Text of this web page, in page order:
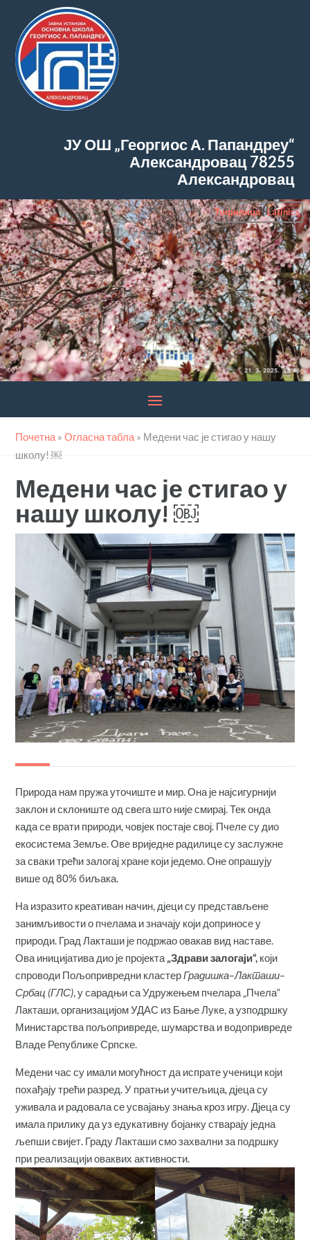
ЈУ ОШ „Георгиос А. Папандреу“
Александровац78255
Александровац
Ћирилица|Latinica
Почетна »Огласна табла » Медени час је стигао у нашу
школу! ￼
Медени час је стигао у
нашу школу! ￼
Природа нам пружа уточиште и мир. Она је најсигурнији
заклон и склониште од свега што није смирај. Тек онда
када се врати природи, човјек постаје свој. Пчеле су дио
екосистема Земље. Ове вриједне радилице су заслужне
за сваки трећи залогај хране који једемо. Оне опрашују
више од 80% биљака.
На изразито креативан начин, дјеци су представљене
занимљивости о пчелама и значају који доприносе у
природи. Град Лакташи је подржао овакав вид наставе.
Ова иницијатива дио је пројекта „Здрави залогаји“, који
спроводи Пољопривредни кластерГрадишка–Лакташи–
Србац (ГЛС), у сарадњи са Удружењем пчелара „Пчела“
Лакташи, организацијом УДАС из Бање Луке, а узподршку
Министарства пољопривреде, шумарства и водопривреде
Владе Републике Српске.
Медени час су имали могућност да испрате ученици који
похађају трећи разред. У пратњи учитељица, дјеца су
уживала и радовала се усвајању знања кроз игру. Дјеца су
имала прилику да уз едукативну бојанку стварају једна
љепши свијет. Граду Лакташи смо захвални за подршку
при реализацији оваквих активности.